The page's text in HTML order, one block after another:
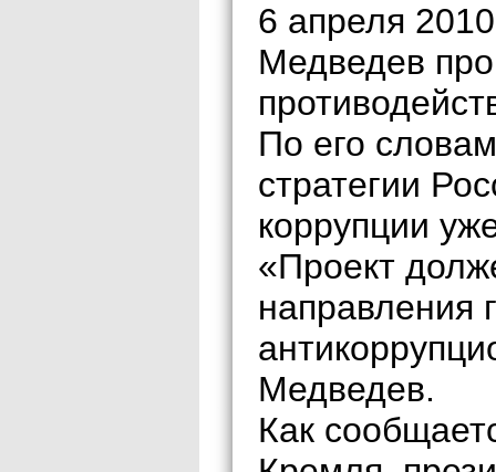
6 апреля
Медведев
По его
стратегии
коррупции
«Проект
направления
Медведев.
Как